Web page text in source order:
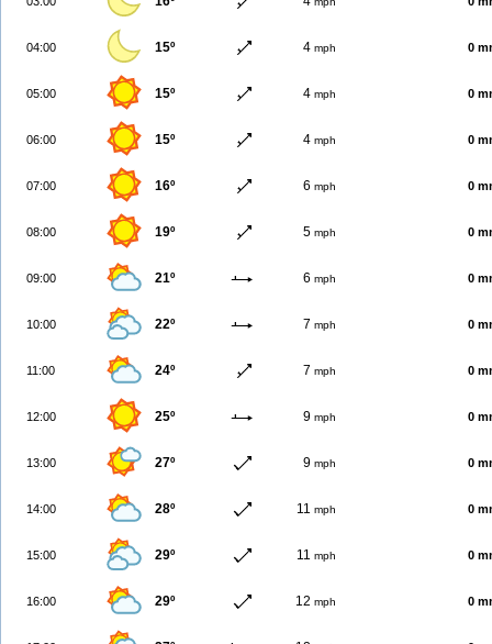
04:00 15º 4 mph 0
05:00 15º 4 mph 0
06:00 15º 4 mph 0
07:00 16º 6 mph 0
08:00 19º 5 mph 0
09:00 21º 6 mph 0
10:00 22º 7 mph 0
11:00 24º 7 mph 0
12:00 25º 9 mph 0
13:00 27º 9 mph 0
14:00 28º 11 mph 0
15:00 29º 11 mph 0
16:00 29º 12 mph 0